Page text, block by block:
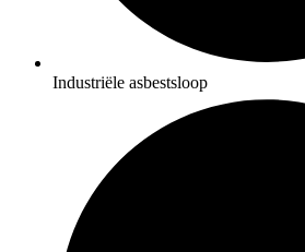
Industriële asbestsloop